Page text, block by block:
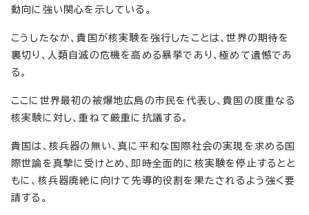
動向に強い関心を示している。
こうしたなか、貴国が核実験を強行したことは、世界の期待を
裏切り、人類自滅の危機を高める暴挙であり、極めて遺憾であ
る。
ここに世界最初の被爆地広島の市民を代表し、貴国の度重なる
核実験に対し、重ねて厳重に抗議する。
貴国は、核兵器の無い、真に平和な国際社会の実現を求める国
際世論を真摯に受けとめ、即時全面的に核実験を停止するとと
もに、核兵器廃絶に向けて先導的役割を果たされるよう強く要
請する。